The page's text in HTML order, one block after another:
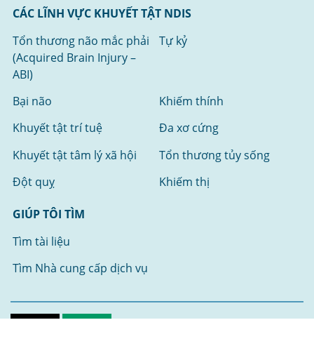
CÁC LĨNH VỰC KHUYẾT TẬT NDIS
Tổn thương não mắc phải
(Acquired Brain Injury –
ABI)
Tự kỷ
Bại não
Khiếm thính
Khuyết tật trí tuệ
Đa xơ cứng
Khuyết tật tâm lý xã hội
Tổn thương tủy sống
Đột quỵ
Khiếm thị
GIÚP TÔI TÌM
Tìm tài liệu
Tìm Nhà cung cấp dịch vụ